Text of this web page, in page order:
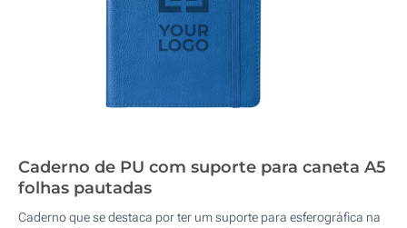
Caderno de PU com suporte para caneta A5
folhas pautadas
Caderno que se destaca por ter um suporte para esferográfica na